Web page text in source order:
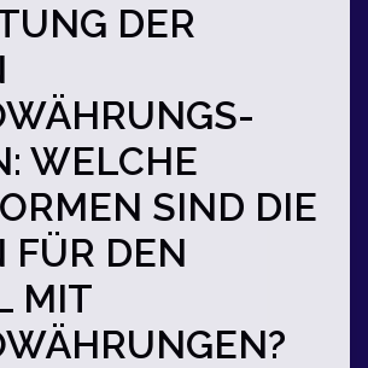
DER
WELCHE
SIND DIE
FÜR DEN
MIT